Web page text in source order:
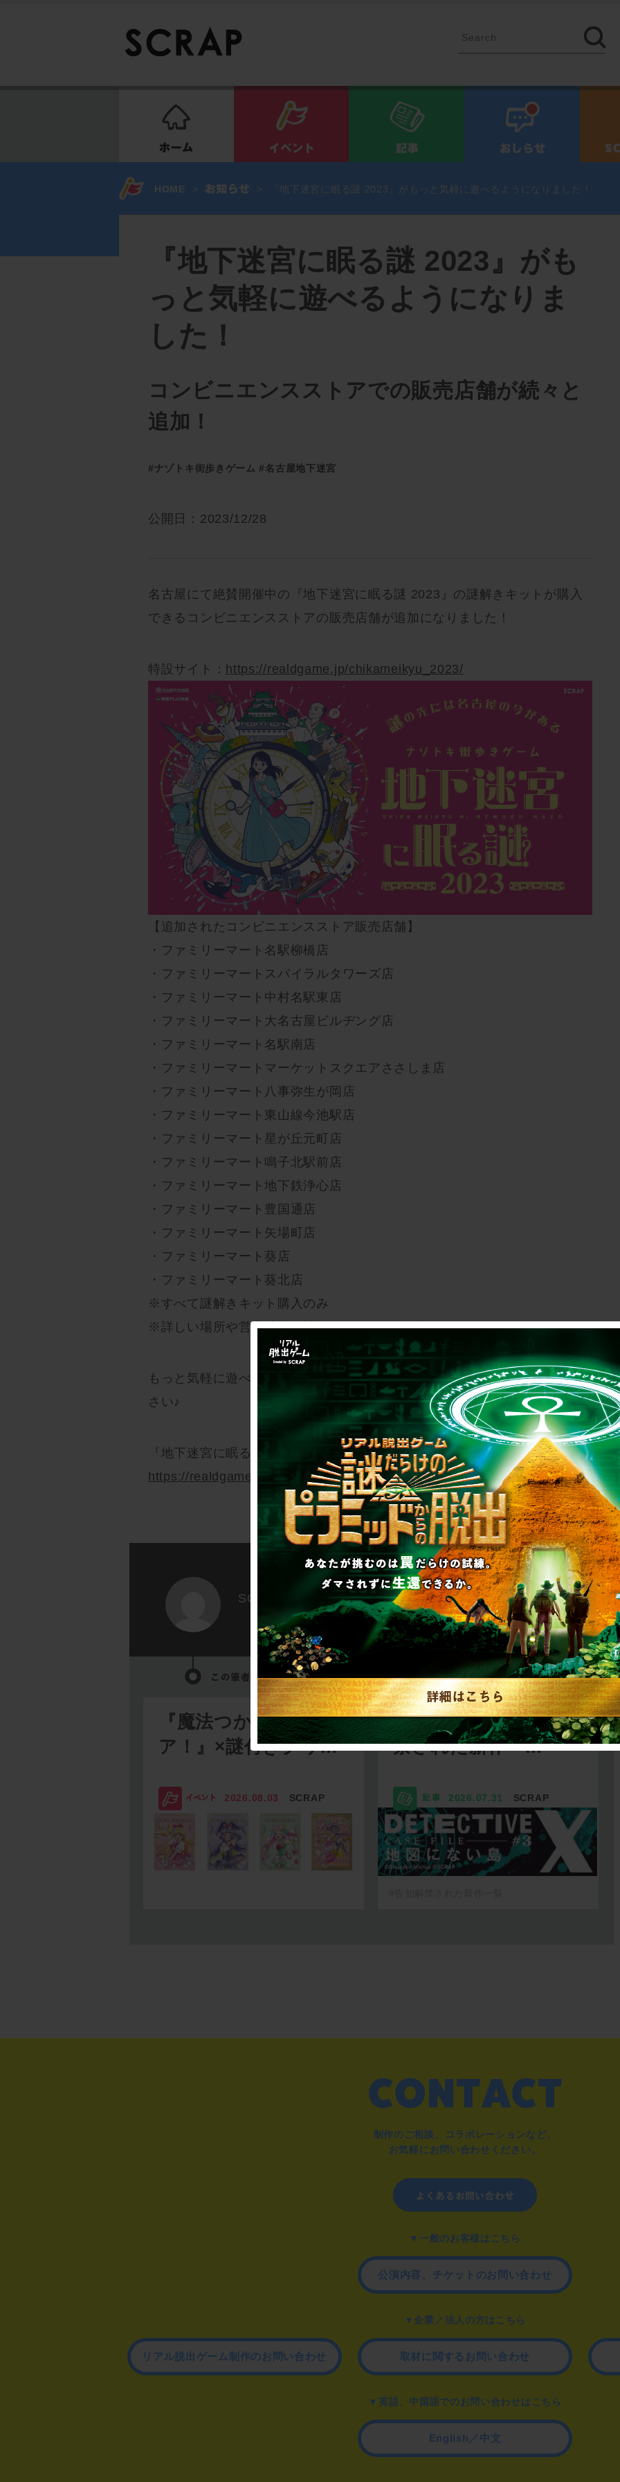
HOME > > 『地下迷宮に眠る謎 2023』がもっと気軽に遊べるようになりました！
『地下迷宮に眠る謎 2023』がも
っと気軽に遊べるようになりま
した！
コンビニエンスストアでの販売店舗が続々と
追加！
#ナゾトキ街歩きゲーム #名古屋地下迷宮
公開日：2023/12/28
名古屋にて絶賛開催中の『地下迷宮に眠る謎 2023』の謎解きキットが購入
できるコンビニエンスストアの販売店舗が追加になりました！
特設サイト： https://realdgame.jp/chikameikyu_2023/
【追加されたコンビニエンスストア販売店舗】
・ファミリーマート名駅柳橋店
・ファミリーマートスパイラルタワーズ店
・ファミリーマート中村名駅東店
・ファミリーマート大名古屋ビルヂング店
・ファミリーマート名駅南店
・ファミリーマートマーケットスクエアささしま店
・ファミリーマート八事弥生が岡店
・ファミリーマート東山線今池駅店
・ファミリーマート星が丘元町店
・ファミリーマート鳴子北駅前店
・ファミリーマート地下鉄浄心店
・ファミリーマート豊国通店
・ファミリーマート矢場町店
・ファミリーマート葵店
・ファミリーマート葵北店
※すべて謎解きキット購入のみ
※詳しい場所や営業時間は特設サイトよりご確認ください
もっと気軽に遊べるようになった「#名古屋地下迷宮 」をぜひお楽しみくだ
さい♪
『地下迷宮に眠る謎 2023』
https://realdgame.jp/chikameikyu_2023/
SCRAP
『魔法つかいプリキュ
ア！』×謎付きクリ…
2026.08.03 SCRAP
【2026年7月】告知解
禁された新作一…
2026.07.31 SCRAP
制作のご相談、コラボレーションなど、
お気軽にお問い合わせください。
▼一般のお客様はこちら
公演内容、チケットのお問い合わせ
▼企業／法人の方はこちら
リアル脱出ゲーム制作のお問い合わせ 取材に関するお問い合わせ
▼英語、中国語でのお問い合わせはこちら
English／中文